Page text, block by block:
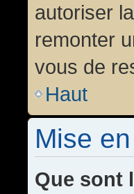
autoriser
remonter
vous de
Haut
Mise
Que sont